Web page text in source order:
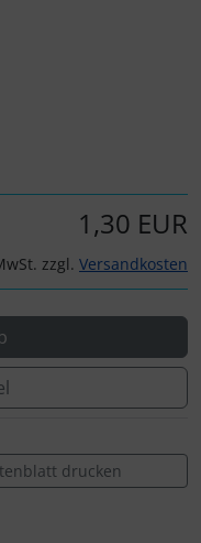
1,30 EUR
zzgl. Versandkosten
drucken